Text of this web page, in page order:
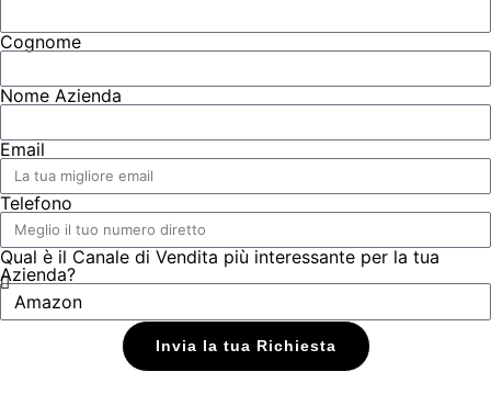
Cognome
Nome Azienda
Email
Telefono
Qual è il Canale di Vendita più interessante per la tua
Azienda?
Invia la tua Richiesta